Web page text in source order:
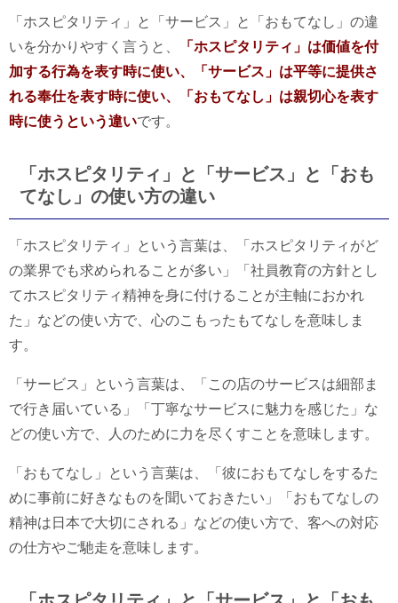
「ホスピタリティ」と「サービス」と「おもてなし」の違
いを分かりやすく言うと、
「ホスピタリティ」は価値を付
加する行為を表す時に使い、「サービス」は平等に提供さ
れる奉仕を表す時に使い、「おもてなし」は親切心を表す
時に使うという違いです。
「ホスピタリティ」と「サービス」と「おも
てなし」の使い方の違い
「ホスピタリティ」という言葉は、「ホスピタリティがど
の業界でも求められることが多い」「社員教育の方針とし
てホスピタリティ精神を身に付けることが主軸におかれ
た」などの使い方で、心のこもったもてなしを意味しま
す。
「サービス」という言葉は、「この店のサービスは細部ま
で行き届いている」「丁寧なサービスに魅力を感じた」な
どの使い方で、人のために力を尽くすことを意味します。
「おもてなし」という言葉は、「彼におもてなしをするた
めに事前に好きなものを聞いておきたい」「おもてなしの
精神は日本で大切にされる」などの使い方で、客への対応
の仕方やご馳走を意味します。